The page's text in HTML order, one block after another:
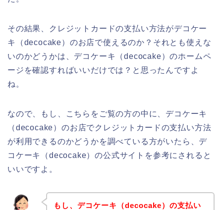
その結果、クレジットカードの支払い方法がデコケー
キ（decocake）のお店で使えるのか？それとも使えな
いのかどうかは、デコケーキ（decocake）のホームペ
ージを確認すればいいだけでは？と思ったんですよ
ね。
なので、もし、こちらをご覧の方の中に、デコケーキ
（decocake）のお店でクレジットカードの支払い方法
が利用できるのかどうかを調べている方がいたら、デ
コケーキ（decocake）の公式サイトを参考にされると
いいですよ。
もし、デコケーキ（decocake）の支払い